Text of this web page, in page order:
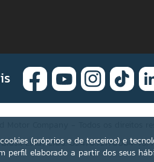
(próprios e de terceiros) e
perfil elaborado a partir dos seus
Ltda.; CNPJ: 03.470.727/0004-